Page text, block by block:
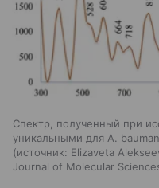
Спектр, полученный при
уникальными для A.
источник: Elizaveta
Journal of Molecular